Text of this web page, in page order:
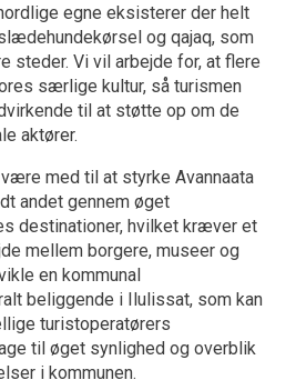
egne eksisterer der helt
og qajaq, som
steder. Vi vil arbejde for, at flere
særlige kultur, så turismen
til at støtte op om de
aktører.
med til at styrke Avannaata
andet gennem øget
destinationer, hvilket kræver et
mellem borgere, museer og
en kommunal
beliggende i Ilulissat, som kan
turistoperatørers
til øget synlighed og overblik
i kommunen.